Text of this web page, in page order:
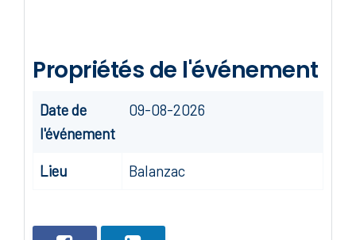
Propriétés de l'événement
Date de
l'événement
09-08-2026
Lieu Balanzac